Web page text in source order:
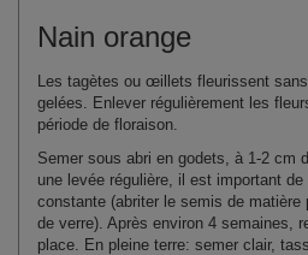
Nain orange
Les tagètes ou œillets fleurissent
gelées. Enlever régulièrement les
période de floraison.
Semer sous abri en godets, à 1-2 cm
une levée régulière, il est important
constante (abriter le semis de matière
de verre). Après environ 4 semaines,
place. En pleine terre: semer clair,